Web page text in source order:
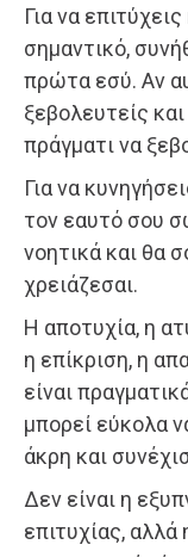
Για να
σημαντικό,
πρώτα εσύ. Αν
ξεβολευτείς
πράγματι να
Για να
τον εαυτό σου
νοητικά και θα
χρειάζεσαι.
Η αποτυχία, η
η επίκριση, η
είναι
μπορεί εύκολα
άκρη και
Δεν είναι η
επιτυχίας, αλλά